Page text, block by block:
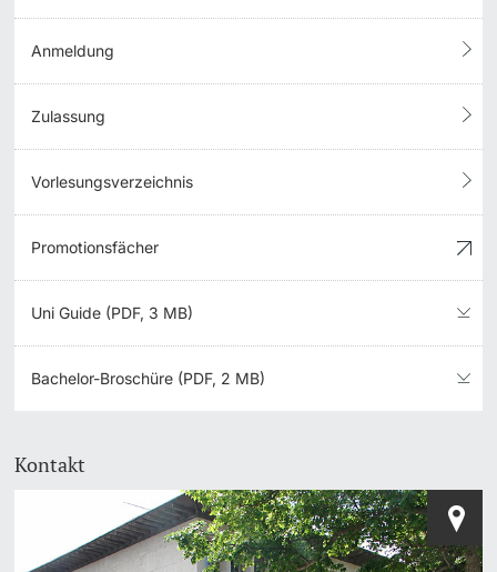
Anmeldung
Zulassung
Vorlesungsverzeichnis
Promotionsfächer
Uni Guide (PDF, 3 MB)
Bachelor-Broschüre (PDF, 2 MB)
Kontakt